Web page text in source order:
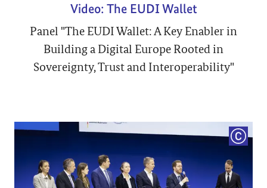
Video: The EUDI Wallet
Panel "The EUDI Wallet: A Key Enabler in
Building a Digital Europe Rooted in
Sovereignty, Trust and Interoperability"